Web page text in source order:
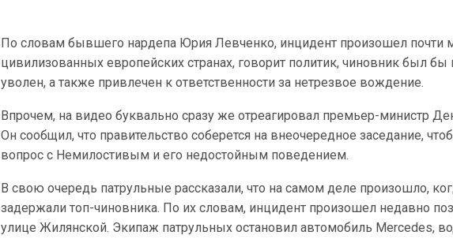
По словам бывшего нардепа Юрия Левченко, инцидент произошел почти
цивилизованных европейских странах, говорит политик, чиновник был
уволен, а также привлечен к ответственности за нетрезвое вождение.
Впрочем, на видео буквально сразу же отреагировал премьер-министр
Он сообщил, что правительство соберется на внеочередное заседание,
вопрос с Немилостивым и его недостойным поведением.
В свою очередь патрульные рассказали, что на самом деле произошло,
задержали топ-чиновника. По их словам, инцидент произошел недавно
улице Жилянской. Экипаж патрульных остановил автомобиль Mercedes,